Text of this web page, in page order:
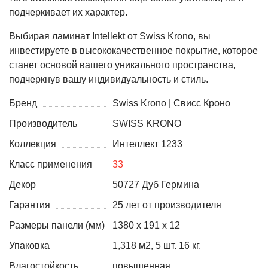
подчеркивает их характер.
Выбирая ламинат Intellekt от Swiss Krono, вы
инвестируете в высококачественное покрытие, которое
станет основой вашего уникального пространства,
подчеркнув вашу индивидуальность и стиль.
Бренд
Swiss Krono | Свисс Кроно
Производитель
SWISS KRONO
Коллекция
Интеллект 1233
Класс применения
33
Декор
50727 Дуб Гермина
Гарантия
25 лет от производителя
Размеры панели (мм)
1380 х 191 х 12
Упаковка
1,318 м2, 5 шт. 16 кг.
Влагостойкость
повышенная